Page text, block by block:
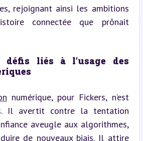
rejoignant ainsi les ambitions
connectée que prônait
liés à l’usage des
numérique, pour Fickers, n’est
Il avertit contre la tentation
aveugle aux algorithmes,
de nouveaux biais. Il attire